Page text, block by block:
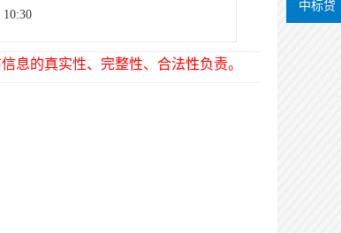
中标贷
10:30
息的真实性、完整性、合法性负责。